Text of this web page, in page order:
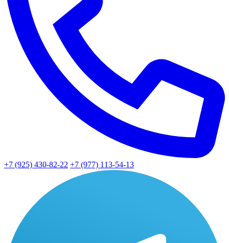
+7 (925) 430-82-22 +7 (977) 113-54-13